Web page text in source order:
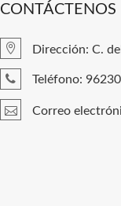
CONTÁCTENOS
Dirección: C.
Teléfono:
Correo